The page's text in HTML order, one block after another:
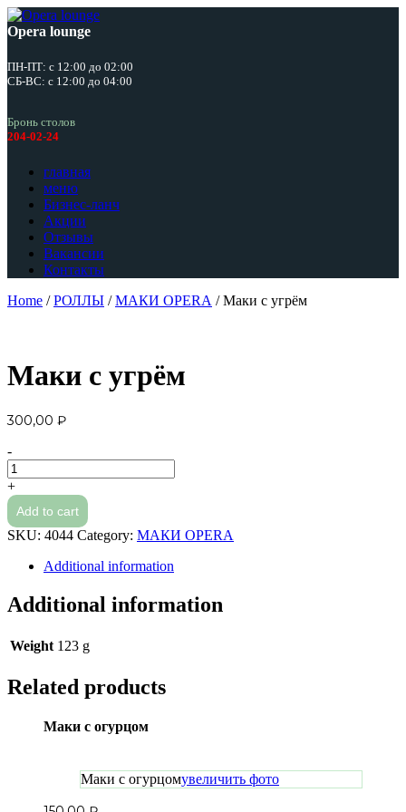
Opera lounge
ПН-ПТ: с 12:00 до 02:00
СБ-ВС: с 12:00 до 04:00
Бронь столов
204-02-24
главная
меню
Бизнес-ланч
Акции
Отзывы
Вакансии
Контакты
Home /РОЛЛЫ /МАКИ OPERA / Маки с угрём
Маки с угрём
300,00 ₽
-
Маки
с
угрём
quantity
+
Add to cart
SKU: 4044 Category: МАКИ OPERA
Additional information
Additional information
Weight 123 g
Related products
Маки с огурцом
Маки с огурцомувеличить фото